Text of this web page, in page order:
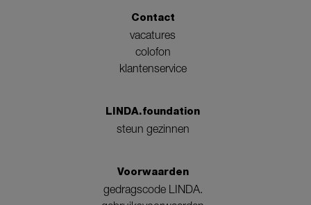
Contact
vacatures
colofon
klantenservice
LINDA.foundation
steun gezinnen
Voorwaarden
gedragscode LINDA.